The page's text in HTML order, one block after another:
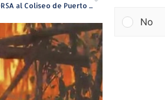
Eladio Carrión lleva la adrenalina de CORSA al Coliseo de Puerto Rico con dos noches sold out
No